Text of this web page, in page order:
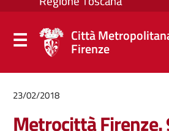
Città
Firenze
23/02/2018
Metrocittà